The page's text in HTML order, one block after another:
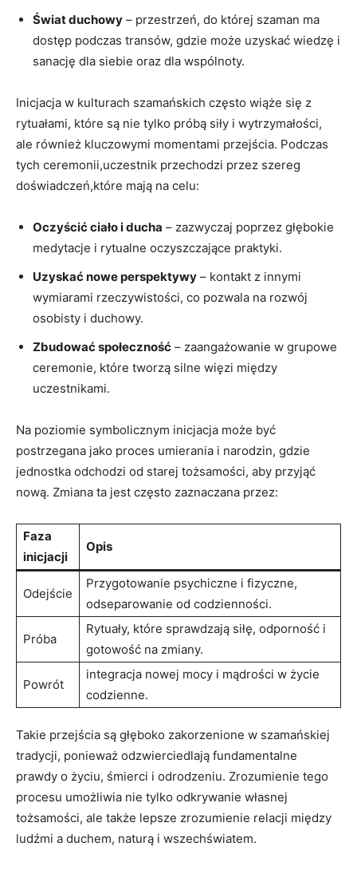
Świat duchowy – przestrzeń, do której szaman ma
dostęp podczas transów, gdzie może uzyskać wiedzę i
sanację dla siebie oraz dla wspólnoty.
Inicjacja w kulturach szamańskich często wiąże się z
rytuałami, które są nie tylko próbą siły i wytrzymałości,
ale również kluczowymi momentami przejścia. Podczas
tych ceremonii,uczestnik przechodzi przez szereg
doświadczeń,które mają na celu:
Oczyścić ciało i ducha – zazwyczaj poprzez głębokie
medytacje i rytualne oczyszczające praktyki.
Uzyskać nowe perspektywy – kontakt z innymi
wymiarami rzeczywistości, co pozwala na rozwój
osobisty i duchowy.
Zbudować społeczność – zaangażowanie w grupowe
ceremonie, które tworzą silne więzi między
uczestnikami.
Na poziomie symbolicznym inicjacja może być
postrzegana jako proces umierania i narodzin, gdzie
jednostka odchodzi od starej tożsamości, aby przyjąć
nową. Zmiana ta jest często zaznaczana przez:
Faza
inicjacji
Opis
Odejście
Przygotowanie psychiczne i fizyczne,
odseparowanie od codzienności.
Próba
Rytuały, które sprawdzają siłę, odporność i
gotowość na zmiany.
Powrót
integracja nowej mocy i mądrości w życie
codzienne.
Takie przejścia są głęboko zakorzenione w szamańskiej
tradycji, ponieważ odzwierciedlają fundamentalne
prawdy o życiu, śmierci i odrodzeniu. Zrozumienie tego
procesu umożliwia nie tylko odkrywanie własnej
tożsamości, ale także lepsze zrozumienie relacji między
ludźmi a duchem, naturą i wszechświatem.